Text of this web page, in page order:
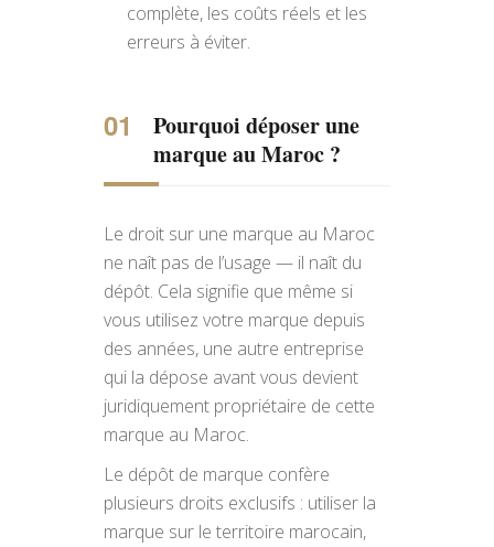
complète, les coûts réels et les
erreurs à éviter.
Pourquoi déposer une
marque au Maroc ?
Le droit sur une marque au Maroc
ne naît pas de l’usage — il naît du
dépôt. Cela signifie que même si
vous utilisez votre marque depuis
des années, une autre entreprise
qui la dépose avant vous devient
juridiquement propriétaire de cette
marque au Maroc.
Le dépôt de marque confère
plusieurs droits exclusifs : utiliser la
marque sur le territoire marocain,